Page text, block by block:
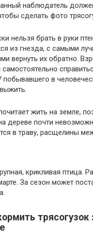
наблюдатель
сделать фото
нельзя брать в руки
из гнезда, с самыми
вернуть их обратно.
побывавшего в
жить на земле,
дереве почти
в траву, расщелины
крикливая птица.
За сезон может
трясогузок